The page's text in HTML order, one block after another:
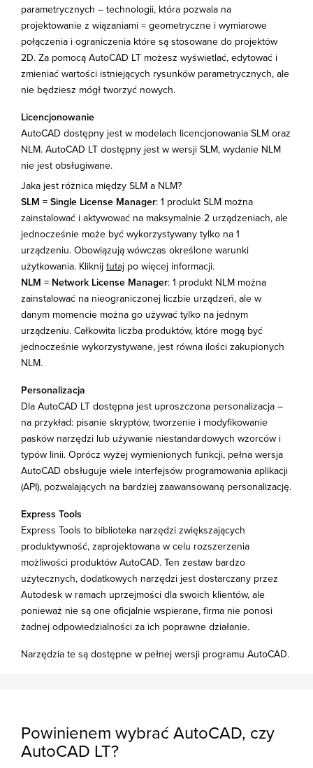
parametrycznych – technologii, która pozwala na
projektowanie z wiązaniami = geometryczne i wymiarowe
połączenia i ograniczenia które są stosowane do projektów
2D. Za pomocą AutoCAD LT możesz wyświetlać, edytować i
zmieniać wartości istniejących rysunków parametrycznych, ale
nie będziesz mógł tworzyć nowych.
Licencjonowanie
AutoCAD dostępny jest w modelach licencjonowania SLM oraz
NLM. AutoCAD LT dostępny jest w wersji SLM, wydanie NLM
nie jest obsługiwane.
Jaka jest różnica między SLM a NLM?
SLM = Single License Manager: 1 produkt SLM można
zainstalować i aktywować na maksymalnie 2 urządzeniach, ale
jednocześnie może być wykorzystywany tylko na 1
urządzeniu. Obowiązują wówczas określone warunki
użytkowania. Kliknij tutaj po więcej informacji.
NLM = Network License Manager: 1 produkt NLM można
zainstalować na nieograniczonej liczbie urządzeń, ale w
danym momencie można go używać tylko na jednym
urządzeniu. Całkowita liczba produktów, które mogą być
jednocześnie wykorzystywane, jest równa ilości zakupionych
NLM.
Personalizacja
Dla AutoCAD LT dostępna jest uproszczona personalizacja –
na przykład: pisanie skryptów, tworzenie i modyfikowanie
pasków narzędzi lub używanie niestandardowych wzorców i
typów linii. Oprócz wyżej wymienionych funkcji, pełna wersja
AutoCAD obsługuje wiele interfejsów programowania aplikacji
(API), pozwalających na bardziej zaawansowaną personalizację.
Express Tools
Express Tools to biblioteka narzędzi zwiększających
produktywność, zaprojektowana w celu rozszerzenia
możliwości produktów AutoCAD. Ten zestaw bardzo
użytecznych, dodatkowych narzędzi jest dostarczany przez
Autodesk w ramach uprzejmości dla swoich klientów, ale
ponieważ nie są one oficjalnie wspierane, firma nie ponosi
żadnej odpowiedzialności za ich poprawne działanie.
Narzędzia te są dostępne w pełnej wersji programu AutoCAD.
Powinienem wybrać AutoCAD, czy
AutoCAD LT?